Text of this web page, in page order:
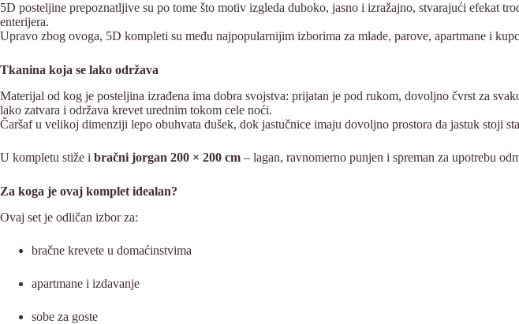
5D posteljine prepoznatljive su po tome što motiv izgleda duboko, jasno i izražajno, stvarajući efekat
enterijera.
Upravo zbog ovoga, 5D kompleti su među najpopularnijim izborima za mlade, parove, apartmane i
Tkanina koja se lako održava
Materijal od kog je posteljina izrađena ima dobra svojstva: prijatan je pod rukom, dovoljno čvrst za
lako zatvara i održava krevet urednim tokom cele noći.
Čaršaf u velikoj dimenziji lepo obuhvata dušek, dok jastučnice imaju dovoljno prostora da jastuk stoji
U kompletu stiže i bračni jorgan 200 × 200 cm – lagan, ravnomerno punjen i spreman za upotrebu
Za koga je ovaj komplet idealan?
Ovaj set je odličan izbor za:
bračne krevete u domaćinstvima
apartmane i izdavanje
sobe za goste